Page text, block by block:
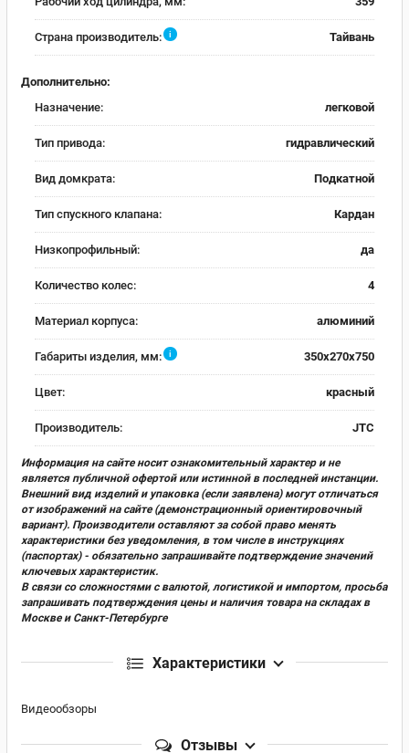
Страна производитель: i Тайвань
Дополнительно:
Назначение:
легковой
Тип привода: гидравлический
Вид домкрата: Подкатной
Тип спускного клапана: Кардан
Низкопрофильный: да
Количество колес: 4
Материал корпуса: алюминий
Габариты изделия, мм: i 350x270x750
Цвет: красный
Производитель: JTC
Информация на сайте носит ознакомительный характер и не
является публичной офертой или истинной в последней инстанции.
Внешний вид изделий и упаковка (если заявлена) могут отличаться
от изображений на сайте (демонстрационный ориентировочный
вариант). Производители оставляют за собой право менять
характеристики без уведомления, в том числе в инструкциях
(паспортах) - обязательно запрашивайте подтверждение значений
ключевых характеристик.
В связи со сложностями с валютой, логистикой и импортом, просьба
запрашивать подтверждения цены и наличия товара на складах в
Москве и Санкт-Петербурге
Характеристики
Видеообзоры
Отзывы